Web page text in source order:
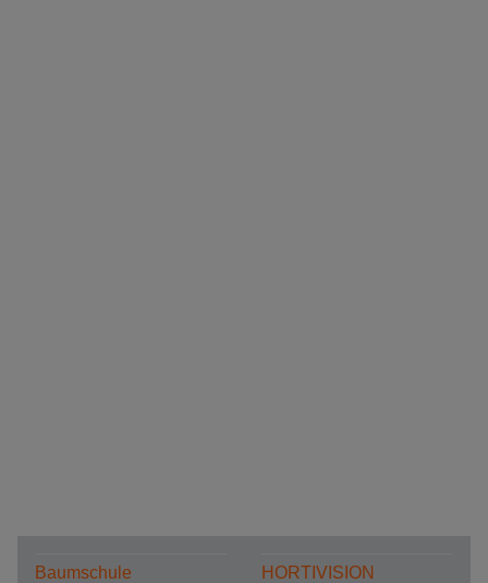
Baumschule HORTIVISION